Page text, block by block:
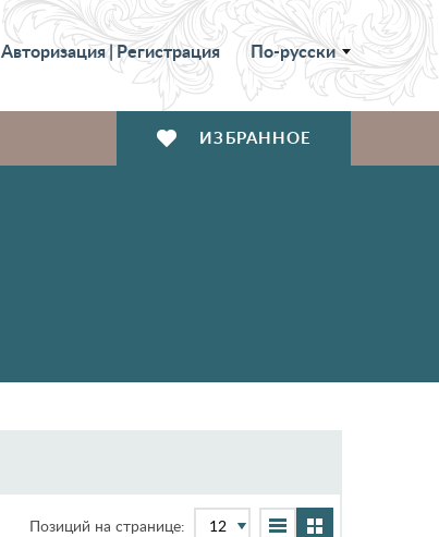
Авторизация|Регистрация По-русски
ИЗБРАННОЕ
Позиций на странице: